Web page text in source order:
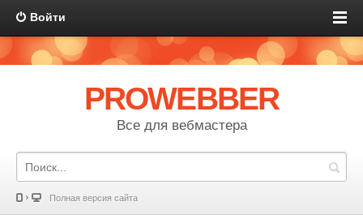
Войти
PROWEBBER
Все для вебмастера
Полная версия сайта